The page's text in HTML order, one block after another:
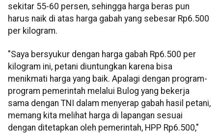
sekitar 55-60 persen, sehingga harga beras pun
harus naik di atas harga gabah yang sebesar Rp6.500
per kilogram.
"Saya bersyukur dengan harga gabah Rp6.500 per
kilogram ini, petani diuntungkan karena bisa
menikmati harga yang baik. Apalagi dengan program-
program pemerintah melalui Bulog yang bekerja
sama dengan TNI dalam menyerap gabah hasil petani,
memang kita melihat harga di lapangan sesuai
dengan ditetapkan oleh pemerintah, HPP Rp6.500,"